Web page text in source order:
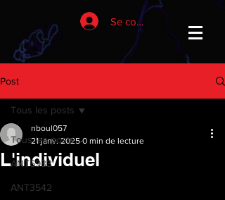
Se connecter
Post
Tous les posts
ANT6933
ANT3542
Tous les posts
L'individuel
nboul057
21 janv. 2025 0 min de lecture